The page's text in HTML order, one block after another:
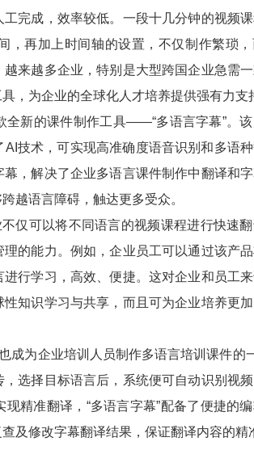
成，效率较低。一段十几分钟的视频
，再加上时间轴的设置，不仅制作繁琐
来越多企业，特别是大型跨国企业急需
，为企业的全球化人才培养提供强有力支
新的课件制作工具——“多语言字幕”。该
技术，可实现高准确度语音识别和多语
，解决了企业多语言课件制作中翻译和
越语言障碍，触达更多受众。
可以将不同语言的视频课程进行快速
的能力。例如，企业员工可以通过该产
行学习，高效、便捷。这对企业和员工
知识学习与共享，而且可为企业培养更
为企业培训人员制作多语言培训课件的一
选择目标语言后，系统便可自动识别视
精准翻译，“多语言字幕”配备了便捷的
及修改字幕翻译结果，保证翻译内容的精